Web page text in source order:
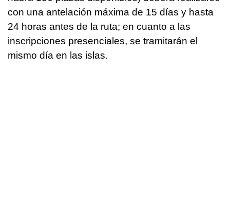
con una antelación máxima de 15 días y hasta
24 horas antes de la ruta; en cuanto a las
inscripciones presenciales, se tramitarán el
mismo día en las islas.